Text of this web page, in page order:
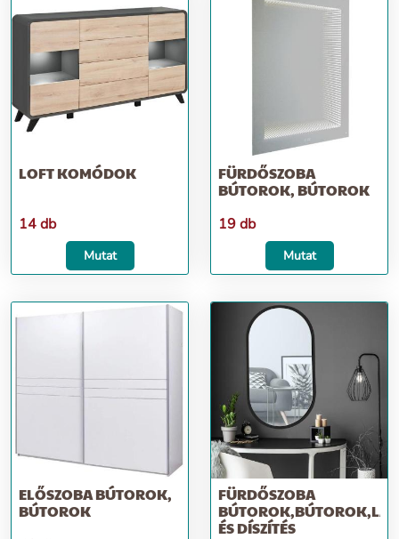
LOFT KOMÓDOK
14 db
Mutat
FÜRDŐSZOBA
BÚTOROK, BÚTOROK
19 db
Mutat
ELŐSZOBA BÚTOROK,
BÚTOROK
FÜRDŐSZOBA
ÉS DÍSZÍTÉS